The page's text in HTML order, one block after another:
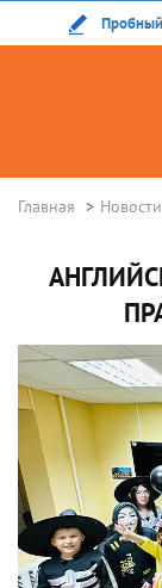
Главная Новости